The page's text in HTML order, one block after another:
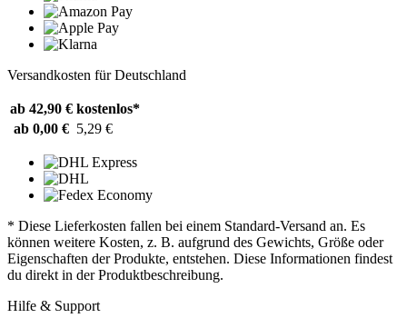
Versandkosten für Deutschland
ab 42,90 € kostenlos*
ab 0,00 € 5,29 €
* Diese Lieferkosten fallen bei einem Standard-Versand an. Es
können weitere Kosten, z. B. aufgrund des Gewichts, Größe oder
Eigenschaften der Produkte, entstehen. Diese Informationen findest
du direkt in der Produktbeschreibung.
Hilfe & Support